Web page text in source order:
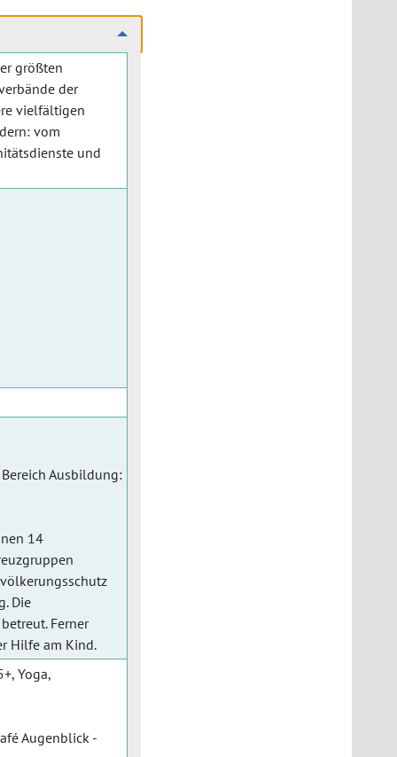
größten
der
vielfältigen
vom
und
Ausbildung:
14
Die
Ferner
Hilfe am Kind.
Yoga,
Augenblick -